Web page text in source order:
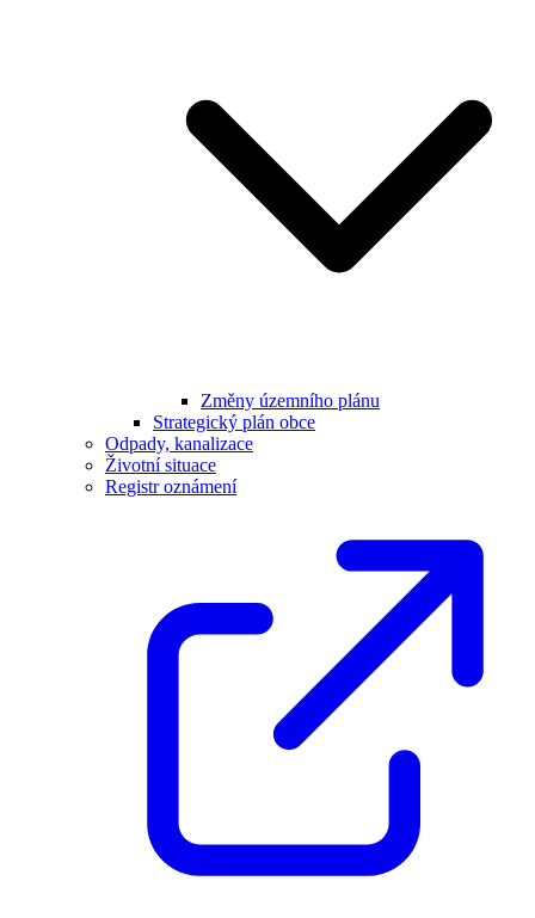
Změny územního plánu
Strategický plán obce
Odpady, kanalizace
Životní situace
Registr oznámení